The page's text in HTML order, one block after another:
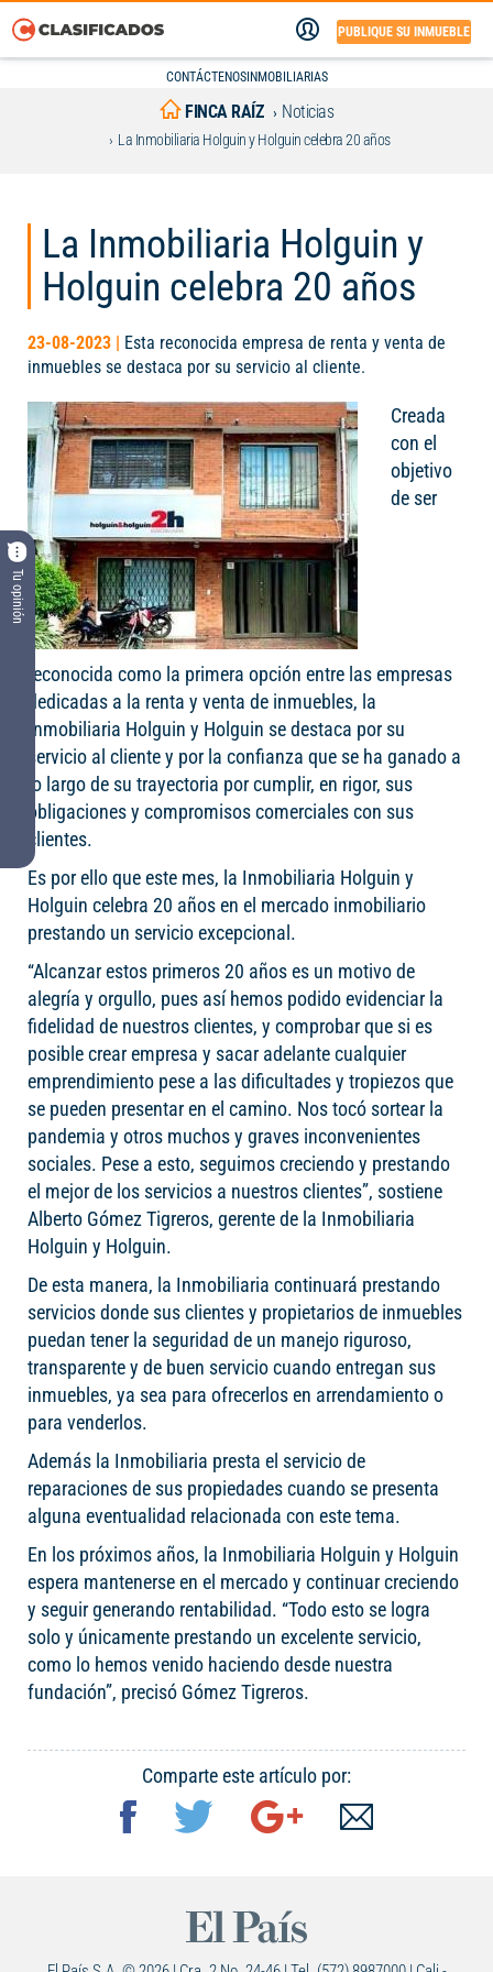
PUBLIQUE SU INMUEBLE
CONTÁCTENOSINMOBILIARIAS
FINCA RAÍZ Noticias
La Inmobiliaria Holguin y Holguin celebra 20 años
La Inmobiliaria Holguin y
Holguin celebra 20 años
23-08-2023 | Esta reconocida empresa de renta y venta de
inmuebles se destaca por su servicio al cliente.
Creada
con el
objetivo
de ser
reconocida como la primera opción entre las empresas
dedicadas a la renta y venta de inmuebles, la
Inmobiliaria Holguin y Holguin se destaca por su
servicio al cliente y por la confianza que se ha ganado a
lo largo de su trayectoria por cumplir, en rigor, sus
obligaciones y compromisos comerciales con sus
clientes.
Es por ello que este mes, la Inmobiliaria Holguin y
Holguin celebra 20 años en el mercado inmobiliario
prestando un servicio excepcional.
“Alcanzar estos primeros 20 años es un motivo de
alegría y orgullo, pues así hemos podido evidenciar la
fidelidad de nuestros clientes, y comprobar que si es
posible crear empresa y sacar adelante cualquier
emprendimiento pese a las dificultades y tropiezos que
se pueden presentar en el camino. Nos tocó sortear la
pandemia y otros muchos y graves inconvenientes
sociales. Pese a esto, seguimos creciendo y prestando
el mejor de los servicios a nuestros clientes”, sostiene
Alberto Gómez Tigreros, gerente de la Inmobiliaria
Holguin y Holguin.
De esta manera, la Inmobiliaria continuará prestando
servicios donde sus clientes y propietarios de inmuebles
puedan tener la seguridad de un manejo riguroso,
transparente y de buen servicio cuando entregan sus
inmuebles, ya sea para ofrecerlos en arrendamiento o
para venderlos.
Además la Inmobiliaria presta el servicio de
reparaciones de sus propiedades cuando se presenta
alguna eventualidad relacionada con este tema.
En los próximos años, la Inmobiliaria Holguin y Holguin
espera mantenerse en el mercado y continuar creciendo
y seguir generando rentabilidad. “Todo esto se logra
solo y únicamente prestando un excelente servicio,
como lo hemos venido haciendo desde nuestra
fundación”, precisó Gómez Tigreros.
Tu opinión
Comparte este artículo por: